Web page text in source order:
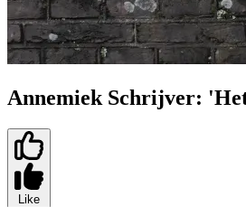
Annemiek Schrijver:
Like